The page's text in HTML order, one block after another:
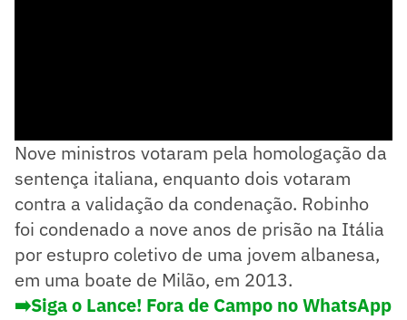
Nove ministros votaram pela homologação da
sentença italiana, enquanto dois votaram
contra a validação da condenação. Robinho
foi condenado a nove anos de prisão na Itália
por estupro coletivo de uma jovem albanesa,
em uma boate de Milão, em 2013.
➡️Siga o Lance! Fora de Campo no WhatsApp